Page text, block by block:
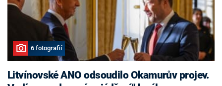
6 fotografií
Litvínovské ANO odsoudilo Okamurův projev.